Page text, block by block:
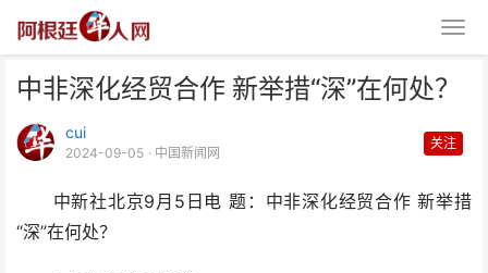
中非深化经贸合作 新举措“深”在何处？
cui
2024-09-05 · 中国新闻网
关注
中新社北京9月5日电 题：中非深化经贸合作 新举措
“深”在何处？
中非深化经贸合作 新举措“深”在